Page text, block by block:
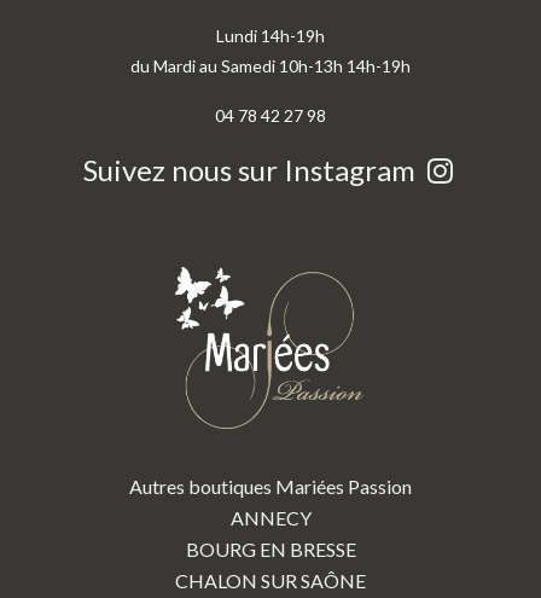
Lundi 14h-19h
du Mardi au Samedi 10h-13h 14h-19h
04 78 42 27 98
Suivez nous sur Instagram
Autres boutiques Mariées Passion
ANNECY
BOURG EN BRESSE
CHALON SUR SAÔNE